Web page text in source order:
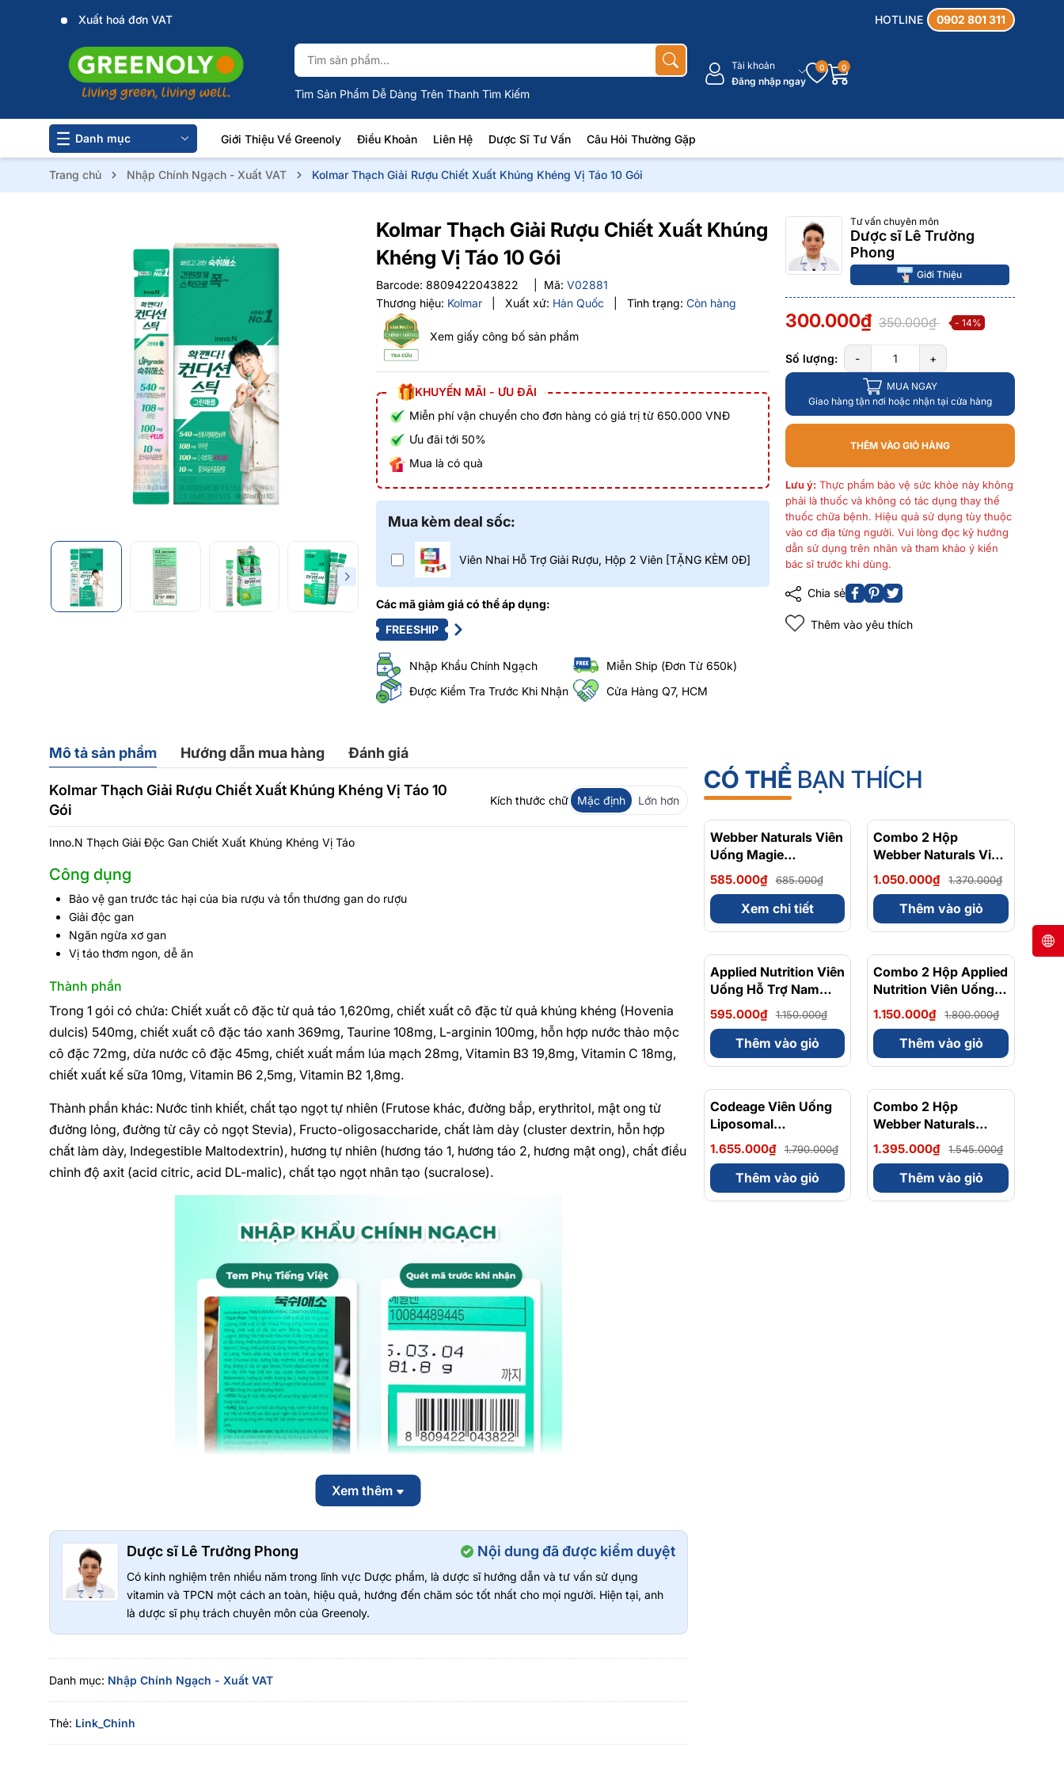
Xuất hoá đơn VAT HOTLINE 0902 801 311
Tìm Sản Phẩm Dễ Dàng Trên Thanh Tìm Kiếm
Tài khoản
Đăng nhập ngay
0 0
Danh mục Giới Thiệu Về Greenoly Điều Khoản Liên Hệ Dược Sĩ Tư Vấn Câu Hỏi Thường Gặp
Trang chủ Nhập Chính Ngạch - Xuất VAT Kolmar Thạch Giải Rượu Chiết Xuất Khúng Khéng Vị Táo 10 Gói
Kolmar Thạch Giải Rượu Chiết Xuất Khúng
Khéng Vị Táo 10 Gói
Barcode:8809422043822 Mã:V02881
Thương hiệu: Kolmar Xuất xứ: Hàn Quốc Tình trạng: Còn hàng
Xem giấy công bố sản phẩm
KHUYẾN MÃI - ƯU ĐÃI
Miễn phí vận chuyển cho đơn hàng có giá trị từ 650.000 VNĐ
Ưu đãi tới 50%
Mua là có quà
Mua kèm deal sốc:
Viên Nhai Hỗ Trợ Giải Rượu, Hộp 2 Viên [TẶNG KÈM 0Đ]
Các mã giảm giá có thể áp dụng:
FREESHIP
Nhập Khẩu Chính Ngạch
Miễn Ship (Đơn Từ 650k)
Được Kiểm Tra Trước Khi Nhận
Cửa Hàng Q7, HCM
Tư vấn chuyên môn
Dược sĩ Lê Trường
Phong
Giới Thiệu
300.000₫ 350.000₫ - 14%
Số lượng: - +
MUA NGAY
Giao hàng tận nơi hoặc nhận tại cửa hàng
THÊM VÀO GIỎ HÀNG
Lưu ý:Thực phẩm bảo vệ sức khỏe này không
phải là thuốc và không có tác dụng thay thế
thuốc chữa bệnh. Hiệu quả sử dụng tùy thuộc
vào cơ địa từng người. Vui lòng đọc kỹ hướng
dẫn sử dụng trên nhãn và tham khảo ý kiến
bác sĩ trước khi dùng.
Chia sẻ
Thêm vào yêu thích
Mô tả sản phẩm Hướng dẫn mua hàng Đánh giá
Kolmar Thạch Giải Rượu Chiết Xuất Khúng Khéng Vị Táo 10
Gói
Kích thước chữ Mặc định Lớn hơn
Inno.N Thạch Giải Độc Gan Chiết Xuất Khúng Khéng Vị Táo
Công dụng
Bảo vệ gan trước tác hại của bia rượu và tổn thương gan do rượu
Giải độc gan
Ngăn ngừa xơ gan
Vị táo thơm ngon, dễ ăn
Thành phần
Trong 1 gói có chứa: Chiết xuất cô đặc từ quả táo 1,620mg, chiết xuất cô đặc từ quả khúng khéng (Hovenia
dulcis) 540mg, chiết xuất cô đặc táo xanh 369mg, Taurine 108mg, L-arginin 100mg, hỗn hợp nước thảo mộc
cô đặc 72mg, dừa nước cô đặc 45mg, chiết xuất mầm lúa mạch 28mg, Vitamin B3 19,8mg, Vitamin C 18mg,
chiết xuất kế sữa 10mg, Vitamin B6 2,5mg, Vitamin B2 1,8mg.
Thành phần khác: Nước tinh khiết, chất tạo ngọt tự nhiên (Frutose khác, đường bắp, erythritol, mật ong từ
đường lỏng, đường từ cây cỏ ngọt Stevia), Fructo-oligosaccharide, chất làm dày (cluster dextrin, hỗn hợp
chất làm dày, Indegestible Maltodextrin), hương tự nhiên (hương táo 1, hương táo 2, hương mật ong), chất điều
chỉnh độ axit (acid citric, acid DL-malic), chất tạo ngọt nhân tạo (sucralose).
Hướng dẫn sử dụng
Hướng dẫn bảo quản
Bảo quản ở nơi khô ráo, thoáng mát, tránh ánh nắng trực tiếp.
Xem thêm
Dược sĩ Lê Trường Phong Nội dung đã được kiểm duyệt
Có kinh nghiệm trên nhiều năm trong lĩnh vực Dược phẩm, là dược sĩ hướng dẫn và tư vấn sử dụng
vitamin và TPCN một cách an toàn, hiệu quả, hướng đến chăm sóc tốt nhất cho mọi người. Hiện tại, anh
là dược sĩ phụ trách chuyên môn của Greenoly.
Danh mục: Nhập Chính Ngạch - Xuất VAT
Thẻ: Link_Chinh
CÓ THỂBẠN THÍCH
- 15%
Webber Naturals Viên
Uống Magie
Magnesium
Bisglycinate 200mg -
Chính Ngạch Canada,
Xuất VAT
585.000₫ 685.000₫
Xem chi tiết
Combo 2 Hộp
Webber Naturals Viên
Uống Magie Dễ Dàng
Hấp Làm Dịu Nhẹ Cho
Hệ Tiêu Hóa
Magnesium
Hộp 120 Viên
1.050.000₫ 1.370.000₫
Thêm vào giỏ
- 48%
Applied Nutrition Viên
Uống Hỗ Trợ Nam
Giới 120 viên - Chính
Ngạch Anh Quốc, Bán
Chạy
595.000₫ 1.150.000₫
Thêm vào giỏ
- 36%
Combo 2 Hộp Applied
Nutrition Viên Uống
Hỗ Trợ Nam Giới 120
viên
1.150.000₫ 1.800.000₫
Thêm vào giỏ
- 8%
Codeage Viên Uống
Liposomal
Magnesium Magie
Glycinate Hữu Cơ
240 Viên - Chính
Ngạch Mỹ, Xuất VAT
1.655.000₫ 1.790.000₫
Thêm vào giỏ
Combo 2 Hộp
Webber Naturals
Omega 3 900mg
EPA/DHA Và
Magnesium
Bisglycinate 200mg
1.395.000₫ 1.545.000₫
Thêm vào giỏ